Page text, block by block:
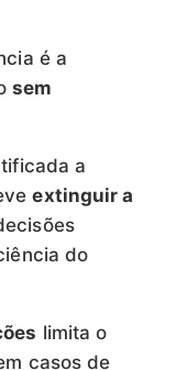
é a
sem
a
extinguir a
do
limita o
casos de